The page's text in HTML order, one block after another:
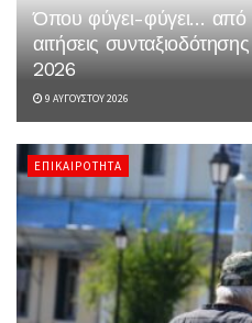
Όπου φύγει-φύγει… από
αιτήσεις
2026
9 ΑΥΓΟΎΣΤΟΥ 2026
ΕΠΙΚΑΙΡΌΤΗΤΑ